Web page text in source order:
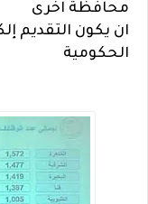
محافظة اخرى
ان يكون التقديم
الحكومية